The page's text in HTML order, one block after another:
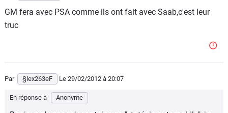
Volkswagen ?
Et Nissan avec Renault ?
Si oui, dans quelle situation ça pourrait arriver ?
Merci à tous pour vos réponses.
GM fera avec PSA comme ils ont fait avec Saab,c'est leur
truc
Par §lex263eF Le 29/02/2012 à 20:07
En réponse à Anonyme